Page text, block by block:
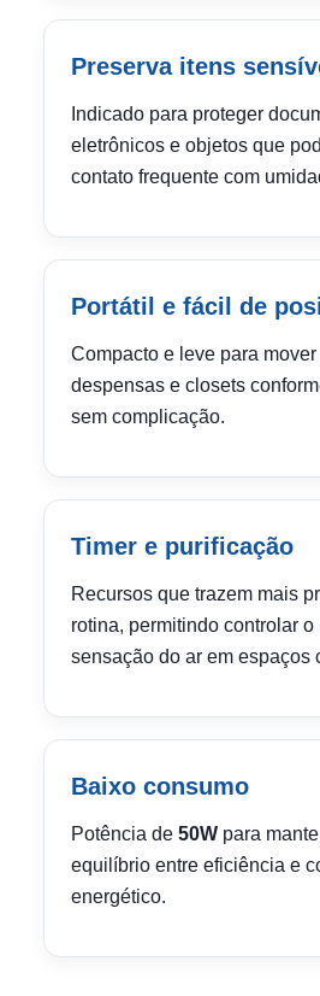
Preserva itens
Indicado para proteger
eletrônicos e objetos que
contato frequente com
Portátil e fácil de
Compacto e leve para
despensas e closets
sem complicação.
Timer e purificação
Recursos que trazem mais
rotina, permitindo controlar o
sensação do ar em espaços
Baixo consumo
Potência de 50W para
equilíbrio entre eficiência e
energético.